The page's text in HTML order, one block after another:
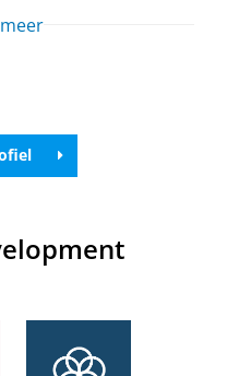
global financial
GEM).